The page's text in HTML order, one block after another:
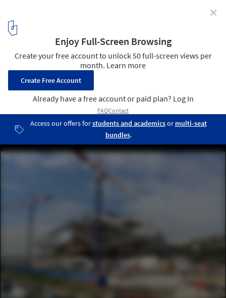
Himmelb(l)au
© Hubert Canet, Balloïde
13 / 26
✕